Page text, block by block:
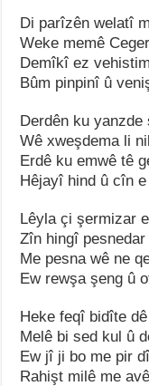
Di parîzên welatî
Weke memê
Demîkî ez
Bûm pinpinî û
Derdên ku yanzde
Wê xweşdema li
Erdê ku emwê tê
Hêjayî hind û cîn
Lêyla çi şermizar
Zîn hingî
Me pesna wê ne
Ew rewşa şeng û
Heke feqî bidîte
Melê bi sed kul û
Ew jî ji bo me pir
Rahişt milê me